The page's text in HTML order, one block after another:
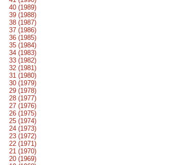
40 (1989)
39 (1988)
38 (1987)
37 (1986)
36 (1985)
35 (1984)
34 (1983)
33 (1982)
32 (1981)
31 (1980)
30 (1979)
29 (1978)
28 (1977)
27 (1976)
26 (1975)
25 (1974)
24 (1973)
23 (1972)
22 (1971)
21 (1970)
20 (1969)